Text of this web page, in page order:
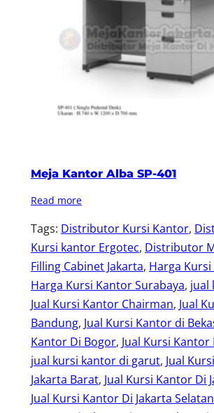
Meja Kantor Alba SP-401
Read more
Tags: Distributor Kursi Kantor,
Kursi kantor Ergotec, Distributor
Filling Cabinet Jakarta, Harga
Harga Kursi Kantor Surabaya, jual
Jual Kursi Kantor Chairman, Jual
Bandung, Jual Kursi Kantor di
Kantor Di Bogor, Jual Kursi Kantor
jual kursi kantor di garut, Jual
Jakarta Barat, Jual Kursi Kantor Di
Jual Kursi Kantor Di Jakarta Selatan